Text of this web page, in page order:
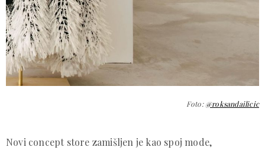
Foto:@roksandailicic
Novi concept store zamišljen je kao spoj mode,